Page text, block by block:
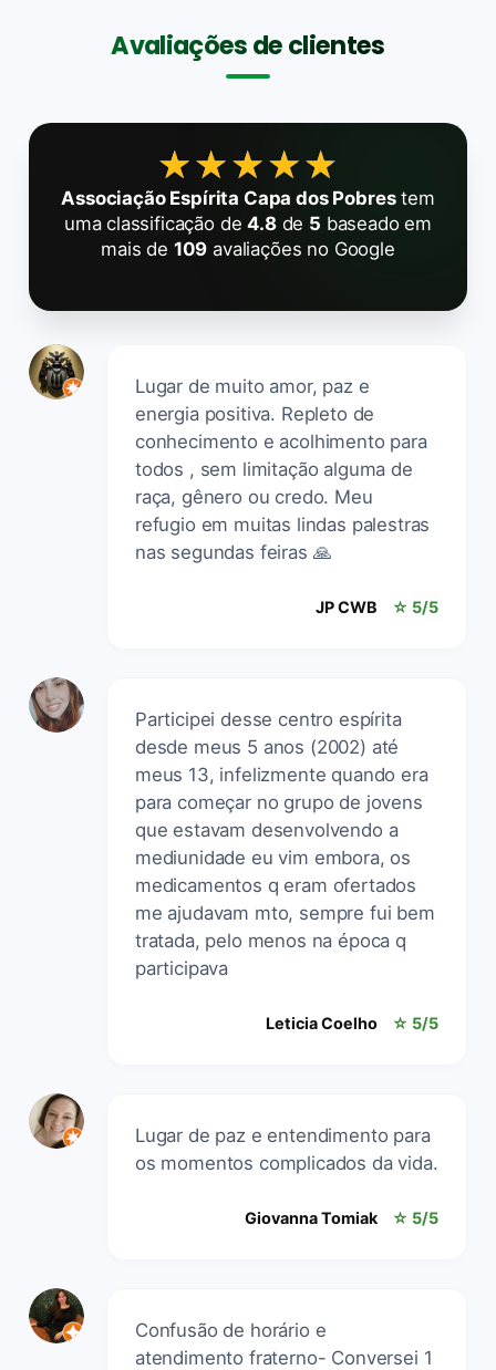
Avaliações de clientes
★★★★★
★★★★★
Associação Espírita Capa dos Pobrestem
uma classificação de4.8de 5 baseado em
mais de 109 avaliações no Google
Lugar de muito amor, paz e
energia positiva. Repleto de
conhecimento e acolhimento para
todos , sem limitação alguma de
raça, gênero ou credo. Meu
refugio em muitas lindas palestras
nas segundas feiras 🙏
JP CWB ☆ 5/5
Participei desse centro espírita
desde meus 5 anos (2002) até
meus 13, infelizmente quando era
para começar no grupo de jovens
que estavam desenvolvendo a
mediunidade eu vim embora, os
medicamentos q eram ofertados
me ajudavam mto, sempre fui bem
tratada, pelo menos na época q
participava
Leticia Coelho ☆ 5/5
Lugar de paz e entendimento para
os momentos complicados da vida.
Giovanna Tomiak ☆ 5/5
Confusão de horário e
atendimento fraterno- Conversei 1